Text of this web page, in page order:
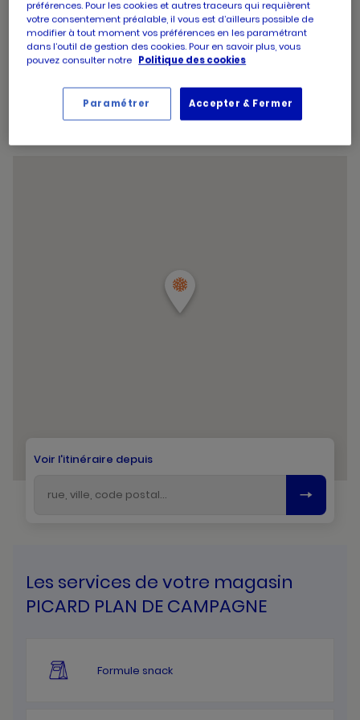
d'aujourd'hui
d'ouverture
d'aujourd'hui
Horaires
d'ouverture
d'aujourd'hui
Mercredi 09:00-19:30
Horaires
d'ouverture
d'aujourd'hui
Jeudi 09:00-19:30
Horaires
d'ouverture
Vendredi 09:00 -19:30
d'ouverture
d'aujourd'hui
Horaires
d'ouverture
d'aujourd'hui
Dimanche 09:00-12:45
Horaires
d'aujourd'hui
Vendredi 09:00-19:30
les
Voir l'itinéraire depuis
Les services de votre magasin
PICARD PLAN DE CAMPAGNE
Formule snack
préférences. Pour les cookies et autres traceurs qui requièrent
votre consentement préalable, il vous est d’ailleurs possible de
modifier à tout moment vos préférences en les paramétrant
dans l’outil de gestion des cookies. Pour en savoir plus, vous
pouvez consulter notre Politique des cookies
Accepter & Fermer
Paramétrer